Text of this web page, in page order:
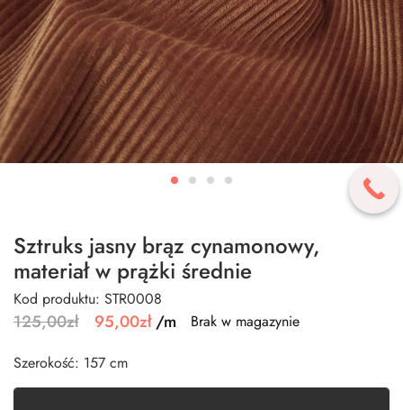
Sztruks jasny brąz cynamonowy,
materiał w prążki średnie
Kod produktu: STR0008
125,00zł 95,00zł/m
Brak w magazynie
Szerokość: 157 cm